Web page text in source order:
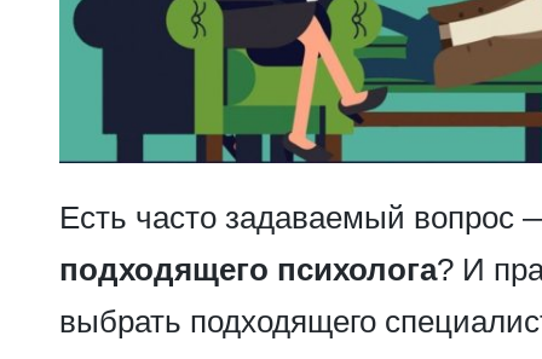
Есть часто задаваемый вопрос
подходящего психолога? И
выбрать подходящего